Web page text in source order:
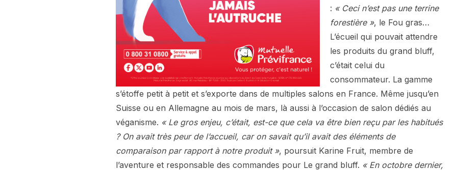
: « Ceci n’est pas une terrine
forestière », le Fou gras…
L’écueil qui pouvait attendre
les produits du grand bluff,
c’était celui du
consommateur. La gamme
s’étoffe petit à petit et s’exporte dans de multiples salons en France. Même jusqu’en
Suisse ou en Allemagne au mois de mars, là aussi à l’occasion de salon dédiés au
véganisme. « Le gros enjeu, c’était, est-ce que cela va être bien reçu par les habitués
? On avait très peur de l’accueil, car on savait qu’il avait des éléments de
comparaison par rapport à notre produit », poursuit Karine Fruit, membre de
l’aventure et responsable des commandes pour Le grand bluff. « En octobre dernier,